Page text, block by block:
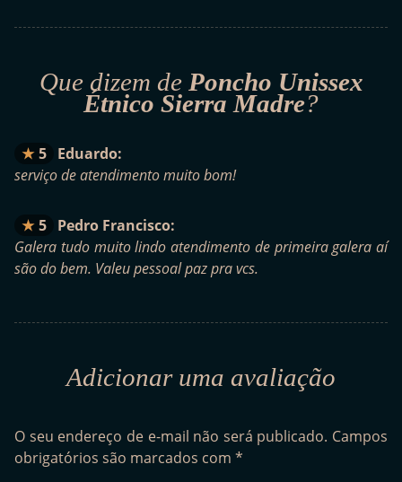
Que dizem de Poncho Unissex
Étnico Sierra Madre?
5
Eduardo:
serviço de atendimento muito bom!
5
Pedro Francisco:
Galera tudo muito lindo atendimento de primeira galera aí
são do bem. Valeu pessoal paz pra vcs.
Adicionar uma avaliação
O seu endereço de e-mail não será publicado. Campos
obrigatórios são marcados com *